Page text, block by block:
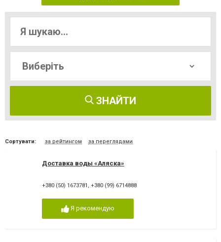
ЗНАЙТИ
Сортувати: за рейтингом за переглядами
Доставка воды «Аляска»
+380 (50) 1673781 , +380 (99) 6714888
Я рекомендую